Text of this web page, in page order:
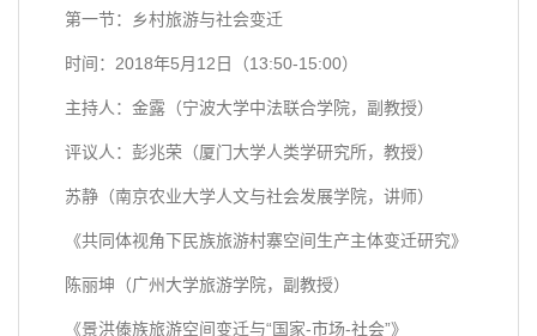
第一节：乡村旅游与社会变迁
时间：2018年5月12日（13:50-15:00）
主持人：金露（宁波大学中法联合学院，副教授）
评议人：彭兆荣（厦门大学人类学研究所，教授）
苏静（南京农业大学人文与社会发展学院，讲师）
《共同体视角下民族旅游村寨空间生产主体变迁研究》
陈丽坤（广州大学旅游学院，副教授）
《景洪傣族旅游空间变迁与“国家-市场-社会”》